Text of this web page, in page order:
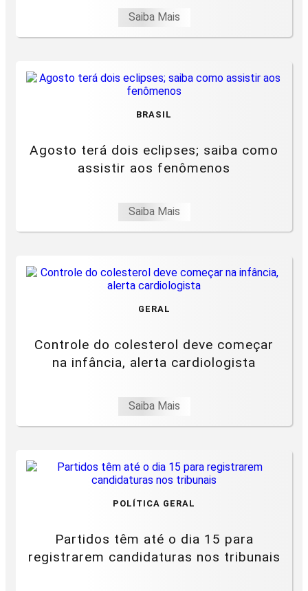
Saiba Mais
BRASIL
Agosto terá dois eclipses; saiba como
assistir aos fenômenos
Saiba Mais
GERAL
Controle do colesterol deve começar
na infância, alerta cardiologista
Saiba Mais
POLÍTICA GERAL
Partidos têm até o dia 15 para
registrarem candidaturas nos tribunais